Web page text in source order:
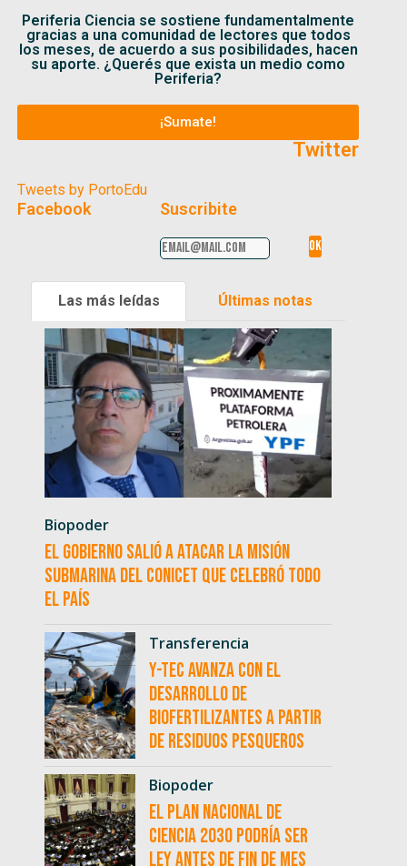
Periferia Ciencia se sostiene fundamentalmente
gracias a una comunidad de lectores que todos
los meses, de acuerdo a sus posibilidades, hacen
su aporte. ¿Querés que exista un medio como
Periferia?
¡Sumate!
Twitter
Tweets by PortoEdu
Facebook Suscribite
Las más leídas Últimas notas
Biopoder
El Gobierno salió a atacar la misión
submarina del CONICET que celebró todo
el país
Transferencia
Y-TEC avanza con el
desarrollo de
biofertilizantes a partir
de residuos pesqueros
Biopoder
El Plan Nacional de
Ciencia 2030 podría ser
ley antes de fin de mes